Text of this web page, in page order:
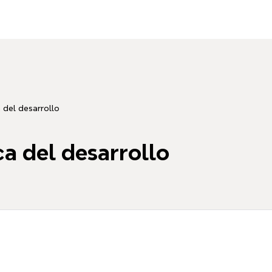
del desarrollo
del desarrollo